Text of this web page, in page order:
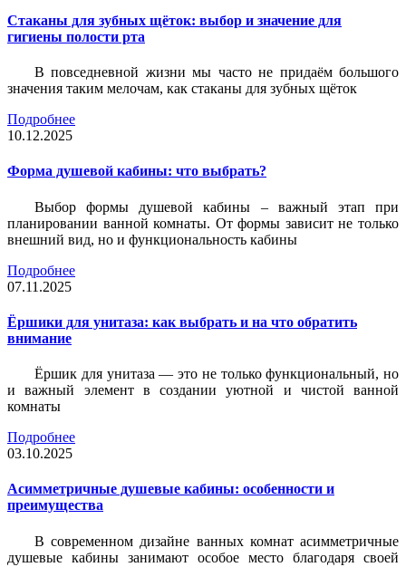
Стаканы для зубных щёток: выбор и значение для
гигиены полости рта
В повседневной жизни мы часто не придаём большого
значения таким мелочам, как стаканы для зубных щёток
Подробнее
10.12.2025
Форма душевой кабины: что выбрать?
Выбор формы душевой кабины – важный этап при
планировании ванной комнаты. От формы зависит не только
внешний вид, но и функциональность кабины
Подробнее
07.11.2025
Ёршики для унитаза: как выбрать и на что обратить
внимание
Ёршик для унитаза — это не только функциональный, но
и важный элемент в создании уютной и чистой ванной
комнаты
Подробнее
03.10.2025
Асимметричные душевые кабины: особенности и
преимущества
В современном дизайне ванных комнат асимметричные
душевые кабины занимают особое место благодаря своей